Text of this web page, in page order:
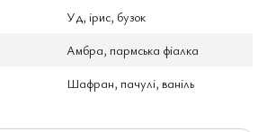
Уд, ірис, бузок
Амбра, пармська фіалка
Шафран, пачулі, ваніль